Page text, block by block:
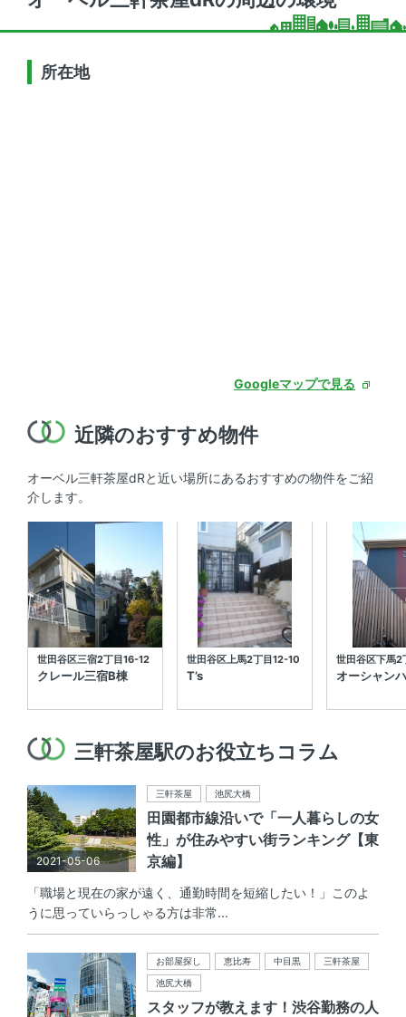
所在地
Googleマップで見る
近隣のおすすめ物件
オーベル三軒茶屋dRと近い場所にあるおすすめの物件をご紹
介します。
世田谷区三宿2丁目16-12
クレール三宿B棟
世田谷区上馬2丁目12-10
T’s
世田谷区下馬
オーシャン
三軒茶屋駅のお役立ちコラム
2021-05-06
三軒茶屋 池尻大橋
田園都市線沿いで「一人暮らしの女
性」が住みやすい街ランキング【東
京編】
「職場と現在の家が遠く、通勤時間を短縮したい！」このよ
うに思っていらっしゃる方は非常...
お部屋探し 恵比寿 中目黒
三軒茶屋
池尻大橋
スタッフが教えます！渋谷勤務の人